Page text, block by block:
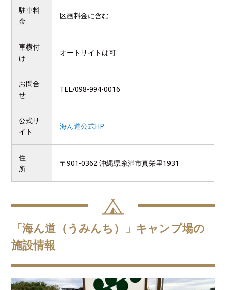
駐車料
金
区画料金に含む
車横付
け
オートサイトは可
お問合
せ
TEL/098-994-0016
公式サ
イト
海ん道公式HP
住
所
〒901-0362 沖縄県糸満市真栄里1931
「海ん道（うみんち）」キャンプ場の
施設情報